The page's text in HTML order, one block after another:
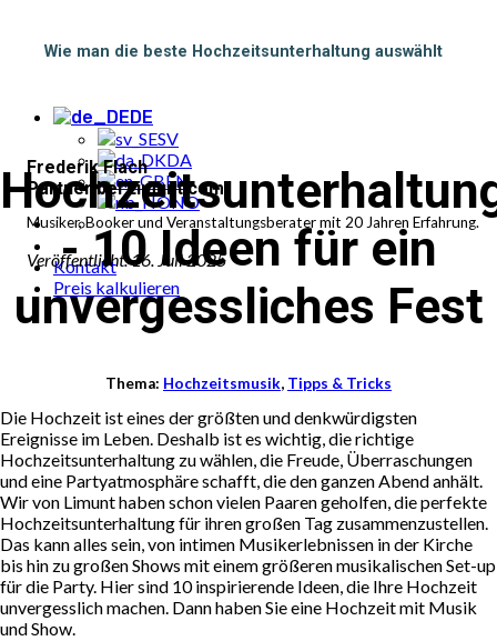
Bisherige Veranstaltungen
DE
SV
DA
EN
NO
Kontakt
Preis kalkulieren
Frederik Flach
Partner bei Limunt.com
Musiker, Booker und Veranstaltungsberater mit 20 Jahren Erfahrung.
Veröffentlicht: 16. Juli 2025
Wie man die beste Hochzeitsunterhaltung auswählt
- 10 Ideen für ein
unvergessliches Fest
Thema: Hochzeitsmusik, Tipps & Tricks
Die Hochzeit ist eines der größten und denkwürdigsten
Ereignisse im Leben. Deshalb ist es wichtig, die richtige
Hochzeitsunterhaltung zu wählen, die Freude, Überraschungen
und eine Partyatmosphäre schafft, die den ganzen Abend anhält.
Wir von Limunt haben schon vielen Paaren geholfen, die perfekte
Hochzeitsunterhaltung für ihren großen Tag zusammenzustellen.
Das kann alles sein, von intimen Musikerlebnissen in der Kirche
bis hin zu großen Shows mit einem größeren musikalischen Set-up
für die Party. Hier sind 10 inspirierende Ideen, die Ihre Hochzeit
unvergesslich machen. Dann haben Sie eine Hochzeit mit Musik
und Show.